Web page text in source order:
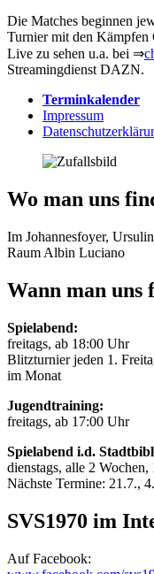
Die Matches beginnen
Turnier mit den Kämpfen
Live zu sehen u.a. bei ⇒
Streamingdienst DAZN.
Terminkalender
Impressum
Wo man uns
Im Johannesfoyer,
Raum Albin Luciano
Wann man uns
Spielabend:
freitags, ab 18:00 Uhr
Blitzturnier jeden 1.
im Monat
Jugendtraining:
freitags, ab 17:00 Uhr
Spielabend i.d.
dienstags, alle 2
Nächste Termine: 21.7.,
SVS1970 im
Auf Facebook: